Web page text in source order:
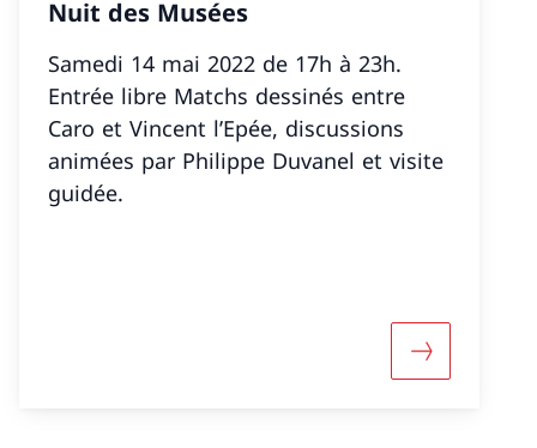
Das Arsenal des Dramatikers»»
des Musées»
Nuit des Musées
Samedi 14 mai 2022 de 17h à 23h.
Entrée libre Matchs dessinés entre
Caro et Vincent l’Epée, discussions
animées par Philippe Duvanel et visite
guidée.
Mehr über